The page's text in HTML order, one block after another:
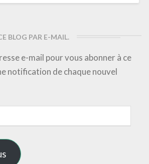
BLOG PAR E-MAIL.
e-mail pour vous abonner à ce
notification de chaque nouvel